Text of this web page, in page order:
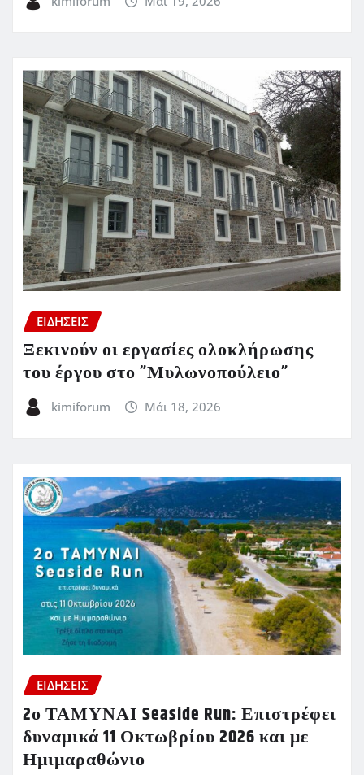
ΕΙΔΗΣΕΙΣ
Ξεκινούν οι εργασίες ολοκλήρωσης
του έργου στο ”Μυλωνοπούλειο”
kimiforum Μάι 18, 2026
ΕΙΔΗΣΕΙΣ
2ο ΤΑΜΥΝΑΙ Seaside Run: Επιστρέφει
δυναμικά 11 Οκτωβρίου 2026 και με
Ημιμαραθώνιο